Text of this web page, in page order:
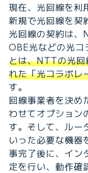
現在、光回線を利
新規で光回線を契
光回線の契約は
OBE光などの光コ
とは、NTTの光回
れた「光コラボレ
す。
回線事業者を決め
わせてオプション
す。そして、ルー
いった必要な機器
事完了後に、イン
定を行い、動作確